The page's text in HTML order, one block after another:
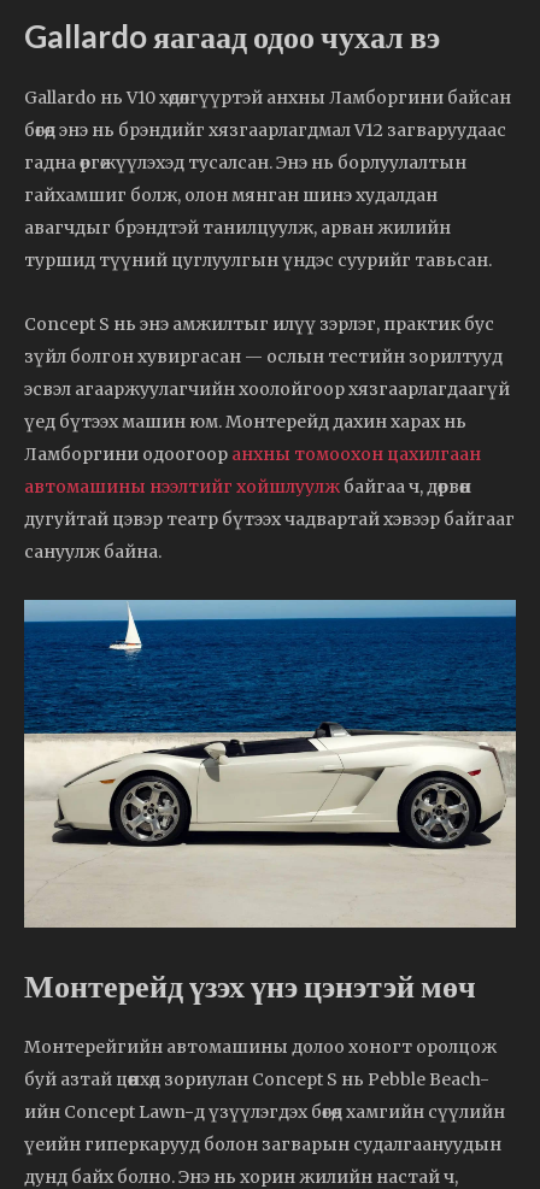
Gallardo яагаад одоо чухал вэ
Gallardo нь V10 хөдөлгүүртэй анхны Ламборгини байсан
бөгөөд энэ нь брэндийг хязгаарлагдмал V12 загваруудаас
гадна өргөжүүлэхэд тусалсан. Энэ нь борлуулалтын
гайхамшиг болж, олон мянган шинэ худалдан
авагчдыг брэндтэй танилцуулж, арван жилийн
туршид түүний цуглуулгын үндэс суурийг тавьсан.
Concept S нь энэ амжилтыг илүү зэрлэг, практик бус
зүйл болгон хувиргасан — ослын тестийн зорилтууд
эсвэл агааржуулагчийн хоолойгоор хязгаарлагдаагүй
үед бүтээх машин юм. Монтерейд дахин харах нь
Ламборгини одоогоор анхны томоохон цахилгаан
автомашины нээлтийг хойшлуулж байгаа ч, дөрвөн
дугуйтай цэвэр театр бүтээх чадвартай хэвээр байгааг
сануулж байна.
Монтерейд үзэх үнэ цэнэтэй мөч
Монтерейгийн автомашины долоо хоногт оролцож
буй азтай цөөнхөд зориулан Concept S нь Pebble Beach-
ийн Concept Lawn-д үзүүлэгдэх бөгөөд хамгийн сүүлийн
үеийн гиперкарууд болон загварын судалгаануудын
дунд байх болно. Энэ нь хорин жилийн настай ч,